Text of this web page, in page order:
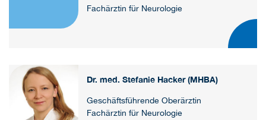
Fachärztin für Neurologie
Dr. med. Stefanie Hacker (MHBA)
Geschäftsführende Oberärztin
Fachärztin für Neurologie